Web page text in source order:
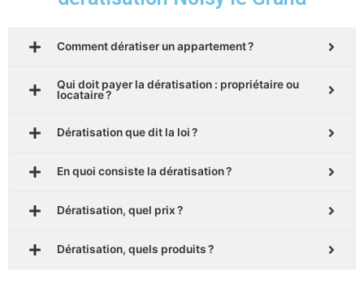
Comment dératiser un appartement ?
Qui doit payer la dératisation : propriétaire ou
locataire ?
Dératisation que dit la loi ?
En quoi consiste la dératisation ?
Dératisation, quel prix ?
Dératisation, quels produits ?